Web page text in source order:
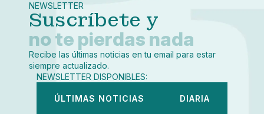
Copiar enlace
NEWSLETTER
Suscríbete y
no te pierdas nada
Recibe las últimas noticias en tu email para estar
siempre actualizado.
NEWSLETTER DISPONIBLES:
ÚLTIMAS NOTICIAS DIARIA